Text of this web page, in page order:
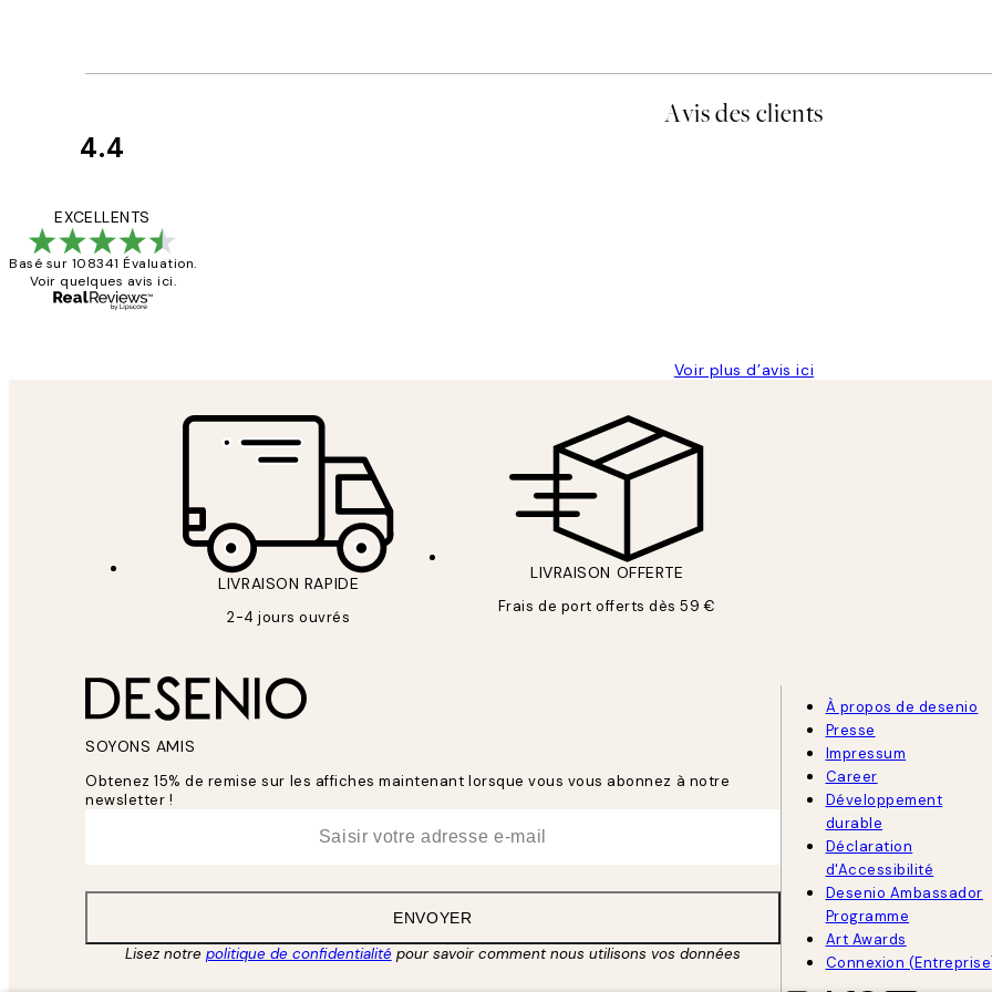
Avis des clients
4.4
EXCELLENTS
Basé sur 108341 Évaluation.
Voir quelques avis ici.
Voir plus d’avis ici
LIVRAISON RAPIDE
2-4 jours ouvrés
LIVRAISON OFFERTE
Frais de port offerts dès 59 €
SOYONS AMIS
Obtenez 15% de remise sur les affiches maintenant lorsque vous vous abonnez à notre
newsletter !
ENVOYER
Lisez notre politique de confidentialitépour savoir comment nous utilisons vos données
À propos de desenio
Presse
Impressum
Career
Développement
durable
Déclaration
d'Accessibilité
Desenio Ambassador
Programme
Art Awards
Connexion